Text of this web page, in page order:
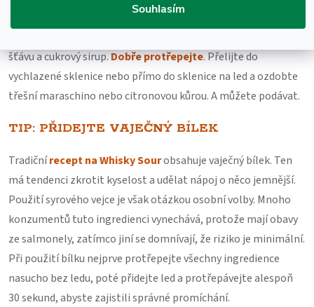
Souhlasím
Shromážděte ingredience. Do koktejlového šejkru
šťávu a cukrový sirup.Dobře protřepejte. Přelijte do
vychlazené sklenice nebo přímo do sklenice na led a ozdobte
třešní maraschino nebo citronovou kůrou. A můžete podávat.
TIP: PŘIDEJTE VAJEČNÝ BÍLEK
Tradičnírecept na Whisky Sourobsahuje vaječný bílek. Ten
má tendenci zkrotit kyselost a udělat nápoj o něco jemnější.
Použití syrového vejce je však otázkou osobní volby. Mnoho
konzumentů tuto ingredienci vynechává, protože mají obavy
ze salmonely, zatímco jiní se domnívají, že riziko je minimální.
Při použití bílku nejprve protřepejte všechny ingredience
nasucho bez ledu, poté přidejte led a protřepávejte alespoň
30 sekund, abyste zajistili správné promíchání.